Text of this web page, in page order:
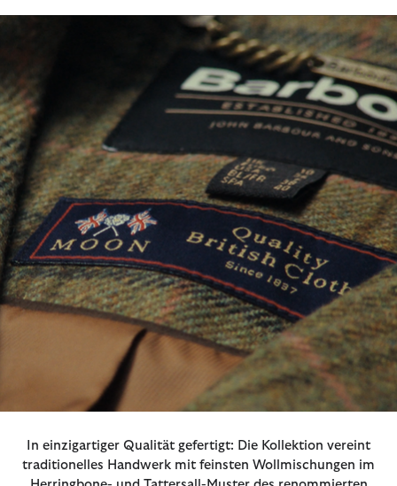
In einzigartiger Qualität gefertigt: Die Kollektion vereint
traditionelles Handwerk mit feinsten Wollmischungen im